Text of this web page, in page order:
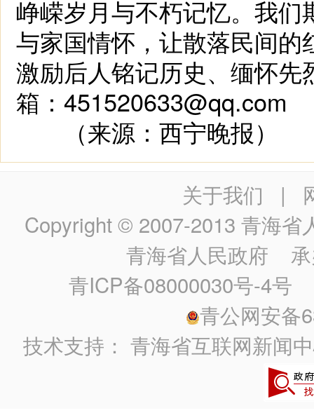
峥嵘岁月与不朽记忆。我
与家国情怀，让散落民间
激励后人铭记历史、缅怀
箱：451520633@qq.com
（来源：西宁晚报）
关于我们 |
Copyright © 2007-2013 青海省
青海省人民政府 承
青ICP备08000030号-4号
青公网安备
技术支持：青海省互联网新闻